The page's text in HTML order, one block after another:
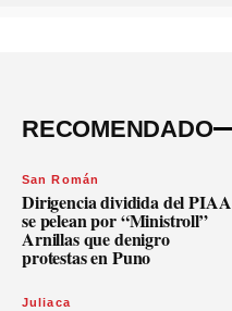
RECOMENDADO
San Román
Dirigencia dividida del PIAA
se pelean por “Ministroll”
Arnillas que denigro
protestas en Puno
Juliaca